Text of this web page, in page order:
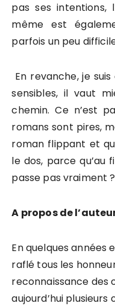
pas ses intentions,
même est
parfois un peu
En revanche, je
sensibles, il vaut
chemin. Ce n’est
romans sont pires,
roman flippant et
le dos, parce qu’au
passe pas vraiment ?
A propos de
En quelques années
raflé tous les
reconnaissance des
aujourd’hui